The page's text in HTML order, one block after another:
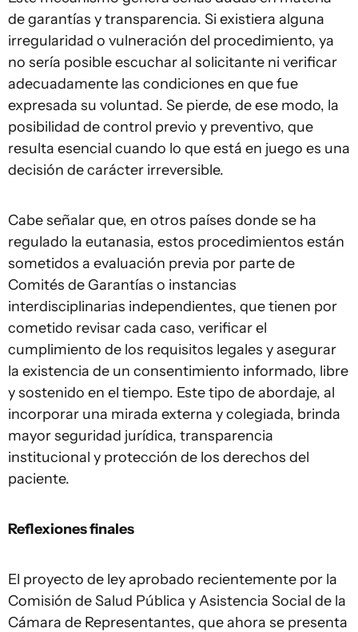
de garantías y transparencia. Si existiera alguna
irregularidad o vulneración del procedimiento, ya
no sería posible escuchar al solicitante ni verificar
adecuadamente las condiciones en que fue
expresada su voluntad. Se pierde, de ese modo, la
posibilidad de control previo y preventivo, que
resulta esencial cuando lo que está en juego es una
decisión de carácter irreversible.
Cabe señalar que, en otros países donde se ha
regulado la eutanasia, estos procedimientos están
sometidos a evaluación previa por parte de
Comités de Garantías o instancias
interdisciplinarias independientes, que tienen por
cometido revisar cada caso, verificar el
cumplimiento de los requisitos legales y asegurar
la existencia de un consentimiento informado, libre
y sostenido en el tiempo. Este tipo de abordaje, al
incorporar una mirada externa y colegiada, brinda
mayor seguridad jurídica, transparencia
institucional y protección de los derechos del
paciente.
Reflexiones finales
El proyecto de ley aprobado recientemente por la
Comisión de Salud Pública y Asistencia Social de la
Cámara de Representantes, que ahora se presenta